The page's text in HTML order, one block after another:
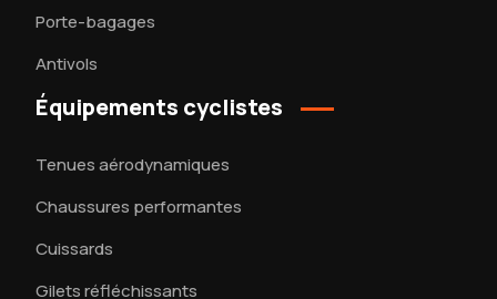
Porte-bagages
Antivols
Équipements cyclistes
Tenues aérodynamiques
Chaussures performantes
Cuissards
Gilets réfléchissants